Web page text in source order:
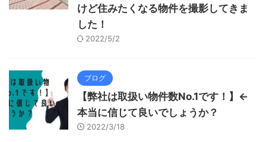
けど住みたくなる物件を撮影してきま
した！
2022/5/2
ブログ
【弊社は取扱い物件数No.1です！】←
本当に信じて良いでしょうか？
2022/3/18